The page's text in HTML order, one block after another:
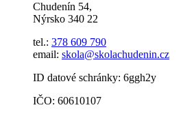
Chudenín 54,
Nýrsko 340 22
tel.: 378 609 790
email: skola@skolachudenin.cz
ID datové schránky: 6ggh2y
IČO: 60610107